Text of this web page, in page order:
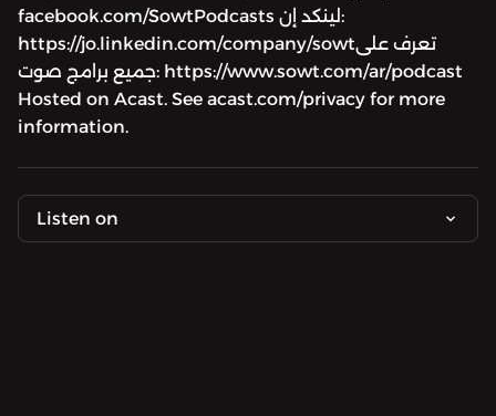
facebook.com/SowtPodcasts لينكد إن:
https://jo.linkedin.com/company/sowtتعرف على
جميع برامج صوت: https://www.sowt.com/ar/podcast
Hosted on Acast. See acast.com/privacy for more
information.
Listen on